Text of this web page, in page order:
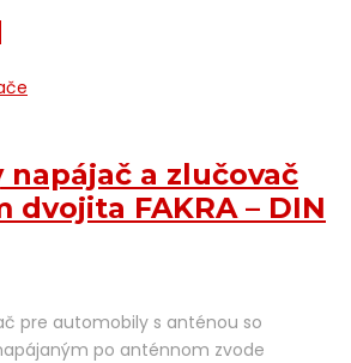
a zlučovač
dvojita FAKRA – DIN
pre automobily s anténou so
po anténnom zvode